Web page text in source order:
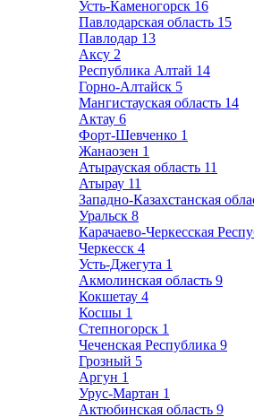
Усть-Каменогорск 16
Павлодарская область 15
Павлодар 13
Аксу 2
Республика Алтай 14
Горно-Алтайск 5
Мангистауская область 14
Актау 6
Форт-Шевченко 1
Жанаозен 1
Атырауская область 11
Атырау 11
Западно-Казахстанская
Уральск 8
Карачаево-Черкесская
Черкесск 4
Усть-Джегута 1
Акмолинская область 9
Кокшетау 4
Косшы 1
Степногорск 1
Чеченская Республика 9
Грозный 5
Аргун 1
Урус-Мартан 1
Актюбинская область 9